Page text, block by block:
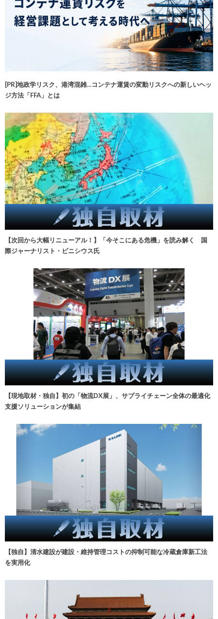
[PR]地政学リスク、港湾混雑…コンテナ運賃の変動リスクへの新しいヘッ
ジ方法「FFA」とは
【次回から大幅リニューアル！】「今そこにある危機」を読み解く 国
際ジャーナリスト・ビニシウス氏
【現地取材・独自】初の「物流DX展」、サプライチェーン全体の最適化
支援ソリューションが集結
【独自】清水建設が建設・維持管理コストの抑制可能な冷蔵倉庫新工法
を実用化